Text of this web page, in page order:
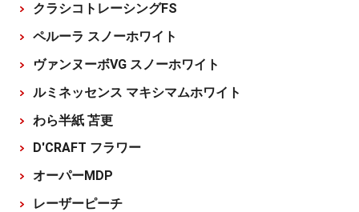
クラシコトレーシングFS
ペルーラ スノーホワイト
ヴァンヌーボVG スノーホワイト
ルミネッセンス マキシマムホワイト
わら半紙 苫更
D'CRAFT フラワー
オーパーMDP
レーザーピーチ